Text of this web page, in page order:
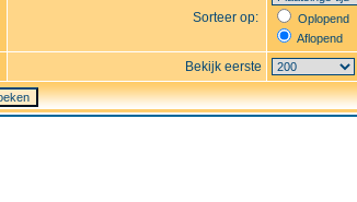
Sorteer op:
Oplopend
Aflopend
Bekijk eerste